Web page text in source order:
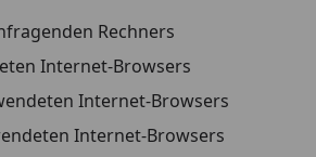
Rechners
Internet-Browsers
Internet-Browsers
Internet-Browsers